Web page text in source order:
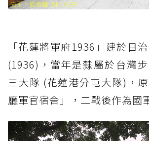
「花蓮將軍府1936」建於日
(1936)，當年是隸屬於台灣
三大隊 (花蓮港分屯大隊)，
廳軍官宿舍」，二戰後作為國